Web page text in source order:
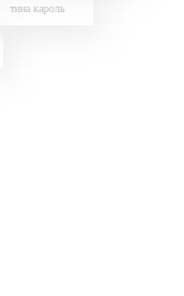
тина кароль